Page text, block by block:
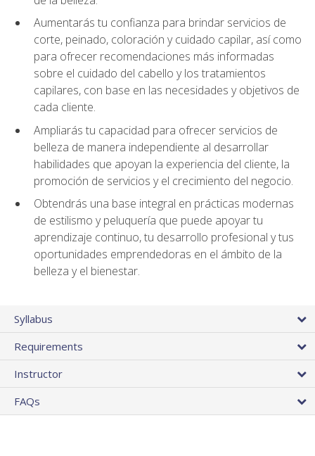
Aumentarás tu confianza para brindar servicios de
corte, peinado, coloración y cuidado capilar, así como
para ofrecer recomendaciones más informadas
sobre el cuidado del cabello y los tratamientos
capilares, con base en las necesidades y objetivos de
cada cliente.
Ampliarás tu capacidad para ofrecer servicios de
belleza de manera independiente al desarrollar
habilidades que apoyan la experiencia del cliente, la
promoción de servicios y el crecimiento del negocio.
Obtendrás una base integral en prácticas modernas
de estilismo y peluquería que puede apoyar tu
aprendizaje continuo, tu desarrollo profesional y tus
oportunidades emprendedoras en el ámbito de la
belleza y el bienestar.
Syllabus
Requirements
Instructor
FAQs